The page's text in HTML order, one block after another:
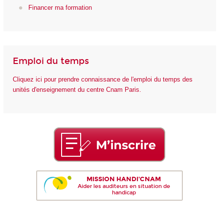
Financer ma formation
Emploi du temps
Cliquez ici pour prendre connaissance de l'emploi du temps des
unités d'enseignement du centre Cnam Paris.
MISSION HANDI'CNAM
Aider les auditeurs en situation de
handicap